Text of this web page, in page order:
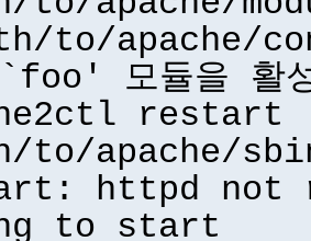
to/apache/
모듈을 활
restart
to/apache/
httpd not
to start